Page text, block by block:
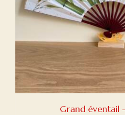
Grand éventail